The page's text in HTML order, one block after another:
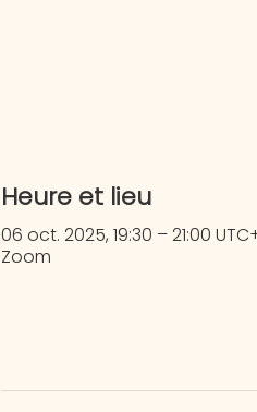
Heure et lieu
06 oct. 2025, 19:30 – 21:00
Zoom